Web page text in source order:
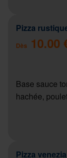
Pizza
Dès 10.00
Base sauce
hachée,
Pizza venezia